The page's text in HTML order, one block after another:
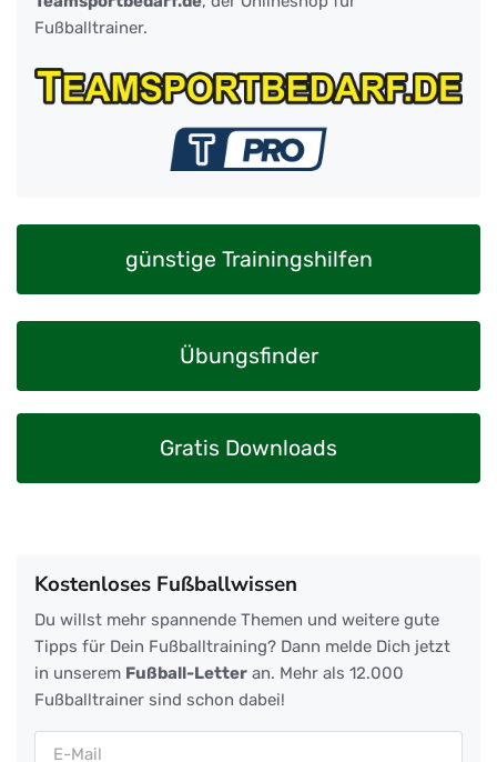
Fußballtrainer.
günstige Trainingshilfen
Übungsfinder
Gratis Downloads
Kostenloses Fußballwissen
Du willst mehr spannende Themen und weitere gute
Tipps für Dein Fußballtraining? Dann melde Dich jetzt
in unserem Fußball-Letter an. Mehr als 12.000
Fußballtrainer sind schon dabei!